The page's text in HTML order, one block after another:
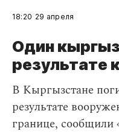
18:20 29 апреля
Один
результате
В Кыргызстане
результате
границе, сообщили